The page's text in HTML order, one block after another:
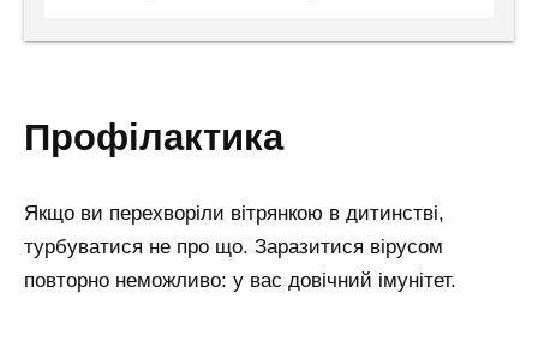
профілактика
Якщо ви перехворіли вітрянкою в дитинстві,
турбуватися не про що. Заразитися вірусом
повторно неможливо: у вас довічний імунітет.